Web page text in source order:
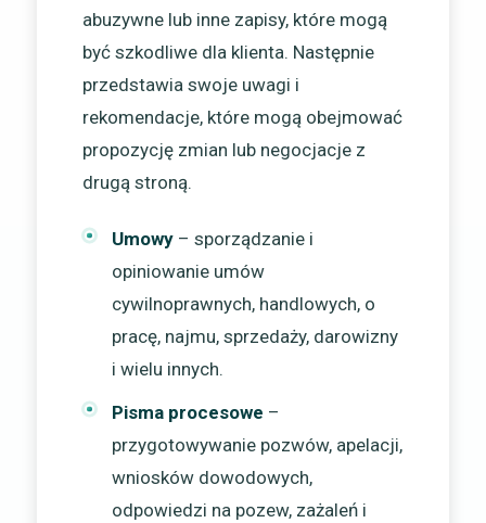
abuzywne lub inne zapisy, które mogą
być szkodliwe dla klienta. Następnie
przedstawia swoje uwagi i
rekomendacje, które mogą obejmować
propozycję zmian lub negocjacje z
drugą stroną.
Umowy – sporządzanie i
opiniowanie umów
cywilnoprawnych, handlowych, o
pracę, najmu, sprzedaży, darowizny
i wielu innych.
Pisma procesowe –
przygotowywanie pozwów, apelacji,
wniosków dowodowych,
odpowiedzi na pozew, zażaleń i